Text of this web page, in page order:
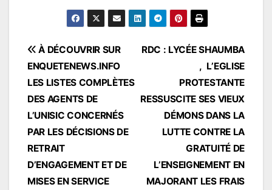
Navigation
de
l’article
RDC : LYCÉE SHAUMBA
, L’EGLISE
PROTESTANTE
RESSUSCITE SES VIEUX
DÉMONS DANS LA
LUTTE CONTRE LA
GRATUITÉ DE
L’ENSEIGNEMENT EN
MAJORANT LES FRAIS
À DÉCOUVRIR SUR
ENQUETENEWS.INFO
LES LISTES COMPLÈTES
DES AGENTS DE
L’UNISIC CONCERNÉS
PAR LES DÉCISIONS DE
RETRAIT
D’ENGAGEMENT ET DE
MISES EN SERVICE